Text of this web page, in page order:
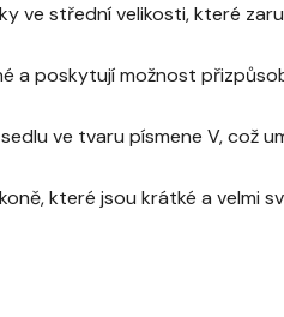
ve střední velikosti, které
a poskytují možnost
ve tvaru písmene V, což
které jsou krátké a velmi